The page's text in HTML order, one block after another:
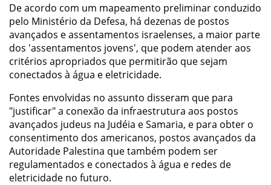
De acordo com um mapeamento preliminar conduzido
pelo Ministério da Defesa, há dezenas de postos
avançados e assentamentos israelenses, a maior parte
dos 'assentamentos jovens', que podem atender aos
critérios apropriados que permitirão que sejam
conectados à água e eletricidade.
Fontes envolvidas no assunto disseram que para
"justificar" a conexão da infraestrutura aos postos
avançados judeus na Judéia e Samaria, e para obter o
consentimento dos americanos, postos avançados da
Autoridade Palestina que também podem ser
regulamentados e conectados à água e redes de
eletricidade no futuro.